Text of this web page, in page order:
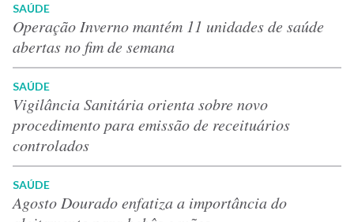
SAÚDE
Operação Inverno mantém 11 unidades de saúde
abertas no fim de semana
SAÚDE
Vigilância Sanitária orienta sobre novo
procedimento para emissão de receituários
controlados
SAÚDE
Agosto Dourado enfatiza a importância do